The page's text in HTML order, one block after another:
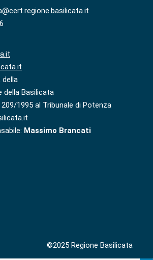
della
della Basilicata
1995 al Tribunale di Potenza
Massimo Brancati
©2025 Regione Basilicata